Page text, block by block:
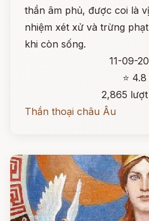
thần âm phủ, được coi là
nhiệm xét xử và trừng
khi còn sống.
11-09-
⭐ 4.8
2,865
Thần thoại châu Âu